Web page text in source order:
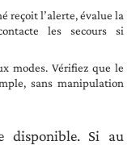
reçoit l’alerte, évalue la
les secours si
modes. Vérifiez que le
sans manipulation
disponible. Si au